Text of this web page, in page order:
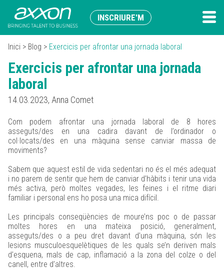
INSCRIURE'M
Inici > Blog > Exercicis per afrontar una jornada laboral
Exercicis per afrontar una jornada
laboral
14.03.2023, Anna Comet
Com podem afrontar una jornada laboral de 8 hores
asseguts/des en una cadira davant de l’ordinador o
col·locats/des en una màquina sense canviar massa de
moviments?
Sabem que aquest estil de vida sedentari no és el més adequat
i no parem de sentir que hem de canviar d’hàbits i tenir una vida
més activa, però moltes vegades, les feines i el ritme diari
familiar i personal ens ho posa una mica difícil.
Les principals conseqüències de moure’ns poc o de passar
moltes hores en una mateixa posició, generalment,
asseguts/des o a peu dret davant d’una màquina, són les
lesions musculoesquelètiques de les quals se’n deriven mals
d’esquena, mals de cap, inflamació a la zona del colze o del
canell, entre d’altres.